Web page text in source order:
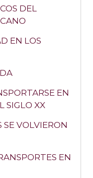
DEL
EN LOS
EN
SIGLO XX
VOLVIERON
EN